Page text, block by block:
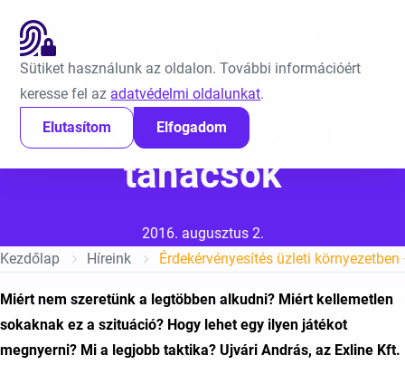
Sütiket használunk az oldalon. További információért
keresse fel az adatvédelmi oldalunkat.
Elutasítom
Elfogadom
Ugrás a tartalomra
Érdekérvényesítés
üzleti környezetben –
Tippek, trükkök, jó
tanácsok
Közzétéve:
2016. augusztus 2.
Kezdőlap
Híreink
Miért nem szeretünk a legtöbben alkudni? Miért kellemetlen
sokaknak ez a szituáció? Hogy lehet egy ilyen játékot
megnyerni? Mi a legjobb taktika? Ujvári András, az Exline Kft.